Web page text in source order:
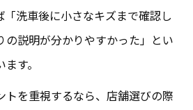
「洗車後に小さなキズまで確認し
の説明が分かりやすかった」とい
す。
トを重視するなら、店舗選びの際